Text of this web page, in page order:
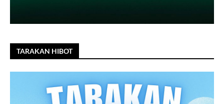
TARAKAN HIBOT